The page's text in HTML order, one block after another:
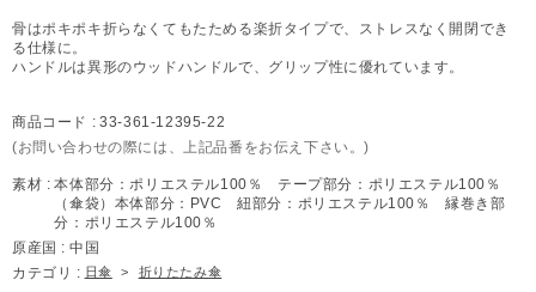
骨はポキポキ折らなくてもたためる楽折タイプで、ストレスなく開閉でき
る仕様に。
ハンドルは異形のウッドハンドルで、グリップ性に優れています。
商品コード : 33-361-12395-22
(お問い合わせの際には、上記品番をお伝え下さい。)
素材 : 本体部分：ポリエステル100％ テープ部分：ポリエステル100％
（傘袋）本体部分：PVC 紐部分：ポリエステル100％ 縁巻き部
分：ポリエステル100％
原産国 : 中国
カテゴリ : 日傘 > 折りたたみ傘